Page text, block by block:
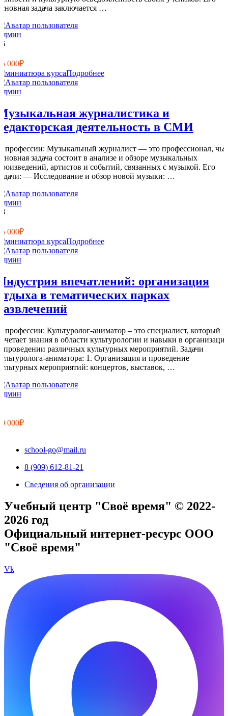
задача заключается …
000₽
Подробнее
журналистика и
деятельность в СМИ
профессии: Музыкальный журналист — это профессионал, чья
задача состоит в анализе и обзоре музыкальных
артистов и событий, связанных с музыкой. Его
— Исследование и обзор новой музыки: …
000₽
Подробнее
впечатлений: организация
в тематических парках
профессии: Культуролог-аниматор – это специалист, который
знания в области культурологии и навыки в
проведении различных культурных мероприятий. Задачи
аниматора: 1. Организация и проведение
мероприятий: концертов, выставок, …
000₽
school-go@mail.ru
8 (909) 612-81-21
Сведения об организации
Учебный центр "Своё время" © 2022-
2026 год
Официальный интернет-ресурс ООО
"Своё время"
Vk